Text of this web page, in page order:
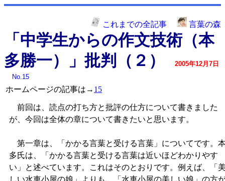
これまでの全記事 言葉の森
「中学生からの作文技術（本
多勝一）」批判（２）
2005年12月7日
No.15
ホームページの記事は→ 15
前回は、読点の打ち方と批評の仕方について書きました
が、今回は全体の章について書きたいと思います。
第一章は、「かかる言葉と受ける言葉」についてです。
多氏は、「かかる言葉と受ける言葉は近いほどわかりやす
い」と述べています。これはそのとおりです。例えば、「
しい水車小屋の娘」よりも、「水車小屋の美しい娘」の方